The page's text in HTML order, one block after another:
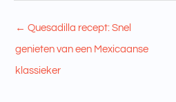
← Quesadilla recept: Snel
genieten van een Mexicaanse
klassieker